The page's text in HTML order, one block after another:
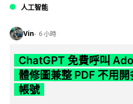
人工智能
Vin 6 小時
ChatGPT 免費呼叫
體修圖兼整 PDF 不用
帳號